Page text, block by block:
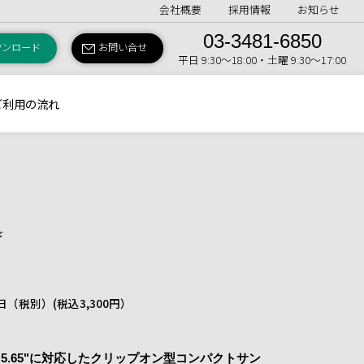
会社概要 採用情報 お知らせ
ロード お問い合せ 03-3481-6850
平日 9:30〜18:00・土曜 9:30〜17:00
利用の流れ
（税別） (税込3,300円）
に対応したクリップオン型コンパクトサン